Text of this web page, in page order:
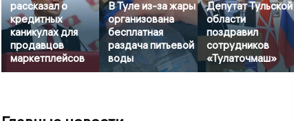
рассказал о
кредитных
каникулах для
продавцов
маркетплейсов
В Туле из-за жары
организована
бесплатная
раздача питьевой
воды
Депутат Тульской
области
поздравил
сотрудников
«Тулаточмаш»